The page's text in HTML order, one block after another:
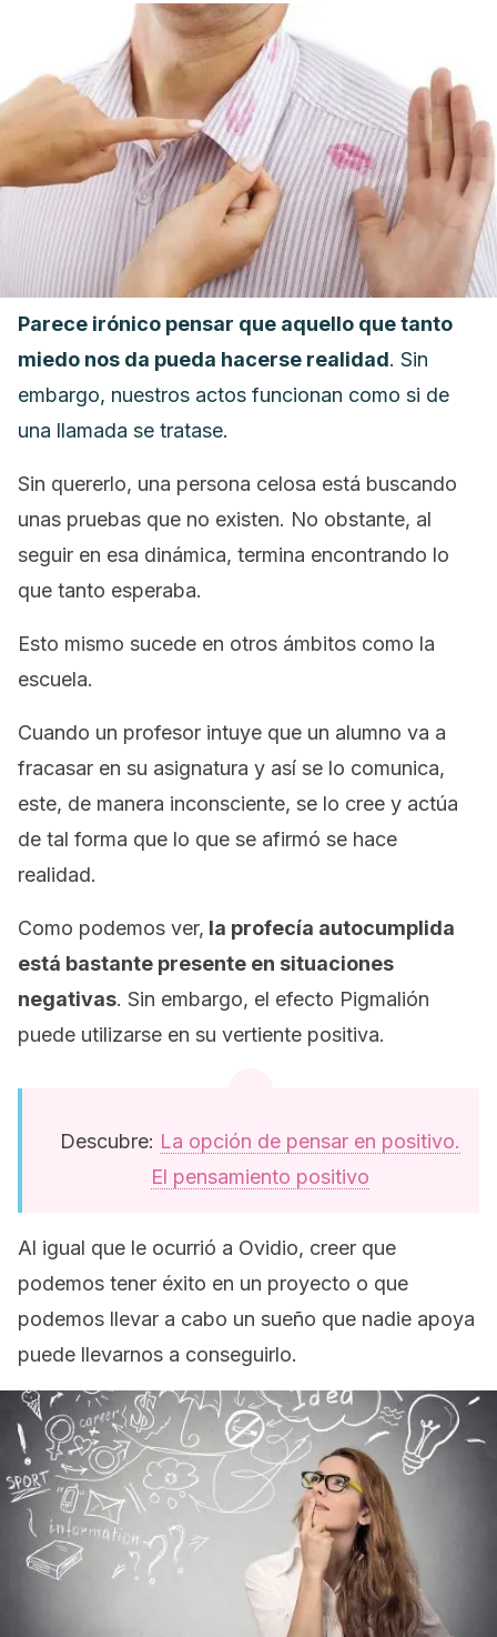
Parece irónico pensar que aquello que tanto
miedo nos da pueda hacerse realidad. Sin
embargo, nuestros actos funcionan como si de
una llamada se tratase.
Sin quererlo, una persona celosa está buscando
unas pruebas que no existen. No obstante, al
seguir en esa dinámica, termina encontrando lo
que tanto esperaba.
Esto mismo sucede en otros ámbitos como la
escuela.
Cuando un profesor intuye que un alumno va a
fracasar en su asignatura y así se lo comunica,
este, de manera inconsciente, se lo cree y actúa
de tal forma que lo que se afirmó se hace
realidad.
Como podemos ver, la profecía autocumplida
está bastante presente en situaciones
negativas. Sin embargo, el efecto Pigmalión
puede utilizarse en su vertiente positiva.
Descubre: La opción de pensar en positivo.
El pensamiento positivo
Al igual que le ocurrió a Ovidio, creer que
podemos tener éxito en un proyecto o que
podemos llevar a cabo un sueño que nadie apoya
puede llevarnos a conseguirlo.